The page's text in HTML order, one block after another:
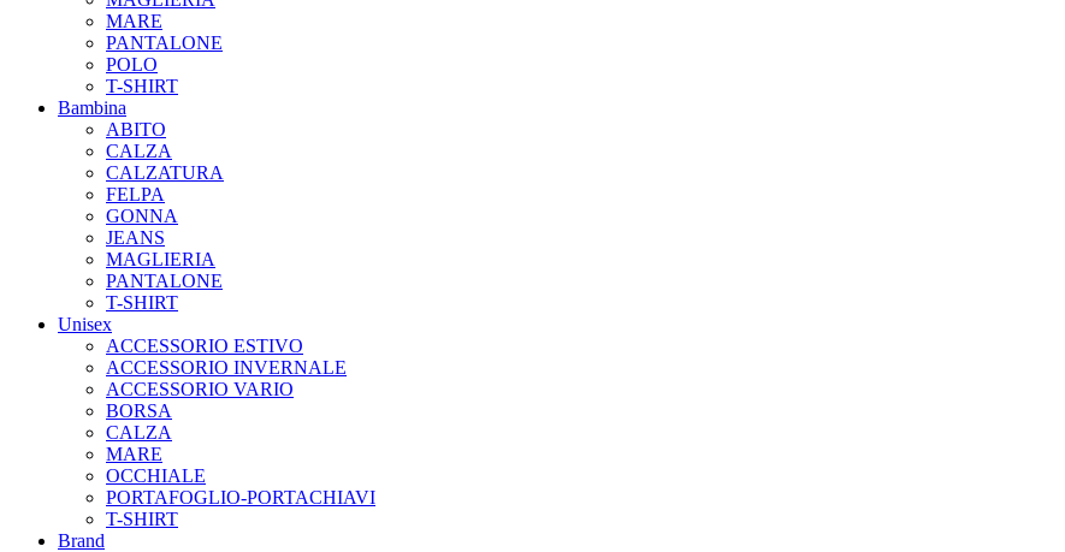
MARE
PANTALONE
POLO
T-SHIRT
Bambina
ABITO
CALZA
CALZATURA
FELPA
GONNA
JEANS
MAGLIERIA
PANTALONE
T-SHIRT
Unisex
ACCESSORIO ESTIVO
ACCESSORIO INVERNALE
ACCESSORIO VARIO
BORSA
CALZA
MARE
OCCHIALE
PORTAFOGLIO-PORTACHIAVI
T-SHIRT
Brand